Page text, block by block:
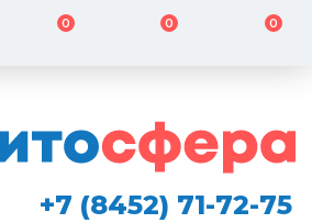
0 0 0
+7 (8452) 71-72-75